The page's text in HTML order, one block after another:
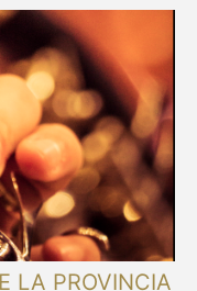
LA PROVINCIA